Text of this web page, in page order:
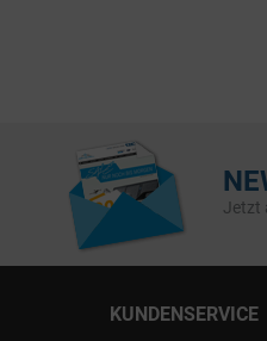
Jetzt
KUNDENSERVICE